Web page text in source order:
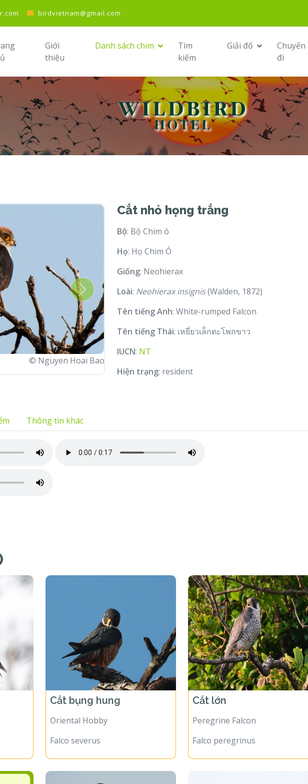
birdvietnam@gmail.com
Giới
thiệu
Danh sách chim
Tìm
kiếm
Giải đố
Chuyến
đi
Nguyen Hoai Bao♂
Next
Cắt nhỏ họng trắng
Bộ: Bộ Chim ó
Họ: Họ Chim Ó
Giống: Neohierax
Loài: Neohierax insignis(Walden, 1872)
Tên tiếng Anh: White-rumped Falcon
Tên tiếng Thái: เหยี่ยวเล็กตะโพกขาว
IUCN: NT
Hiện trạng: resident
Thông tin khác
Cắt bụng hung
Oriental Hobby
Falco severus
Cắt lớn
Peregrine Falcon
Falco peregrinus